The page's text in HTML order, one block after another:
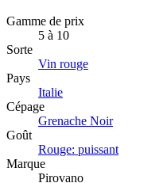
Gamme de prix
5 à 10
Sorte
Vin rouge
Pays
Italie
Cépage
Grenache Noir
Goût
Rouge: puissant
Marque
Pirovano